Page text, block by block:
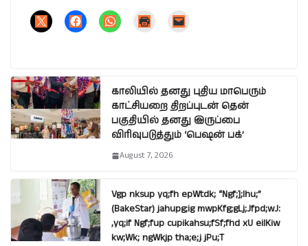
காலியில் தனது புதிய மாபெரும்
காட்சியறை திறப்புடன் தென்
பகுதியில் தனது இருப்பை
விரிவுபடுத்தும் ‘பெஷன் பக்’
August 7, 2026
Vgp nksup yq;fh epWtdk; “Ngf;];lhu;”
(BakeStar) jahupg;ig mwpKfg;gLj;Jfpd;wJ:
,yq;if Ngf;fup cupikahsu;fSf;fhd xU eilKiw
kw;Wk; ngWkjp tha;e;j jPu;T